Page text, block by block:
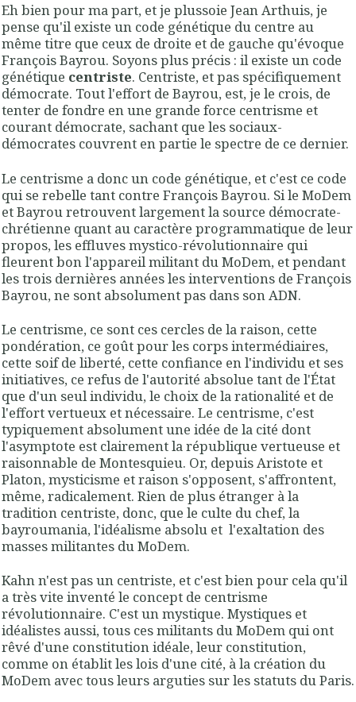
Eh bien pour ma part, et je plussoie Jean Arthuis, je
pense qu'il existe un code génétique du centre au
même titre que ceux de droite et de gauche qu'évoque
François Bayrou. Soyons plus précis : il existe un code
génétique centriste. Centriste, et pas spécifiquement
démocrate. Tout l'effort de Bayrou, est, je le crois, de
tenter de fondre en une grande force centrisme et
courant démocrate, sachant que les sociaux-
démocrates couvrent en partie le spectre de ce dernier.
Le centrisme a donc un code génétique, et c'est ce code
qui se rebelle tant contre François Bayrou. Si le MoDem
et Bayrou retrouvent largement la source démocrate-
chrétienne quant au caractère programmatique de leur
propos, les effluves mystico-révolutionnaire qui
fleurent bon l'appareil militant du MoDem, et pendant
les trois dernières années les interventions de François
Bayrou, ne sont absolument pas dans son ADN.
Le centrisme, ce sont ces cercles de la raison, cette
pondération, ce goût pour les corps intermédiaires,
cette soif de liberté, cette confiance en l'individu et ses
initiatives, ce refus de l'autorité absolue tant de l'État
que d'un seul individu, le choix de la rationalité et de
l'effort vertueux et nécessaire. Le centrisme, c'est
typiquement absolument une idée de la cité dont
l'asymptote est clairement la république vertueuse et
raisonnable de Montesquieu. Or, depuis Aristote et
Platon, mysticisme et raison s'opposent, s'affrontent,
même, radicalement. Rien de plus étranger à la
tradition centriste, donc, que le culte du chef, la
bayroumania, l'idéalisme absolu et l'exaltation des
masses militantes du MoDem.
Kahn n'est pas un centriste, et c'est bien pour cela qu'il
a très vite inventé le concept de centrisme
révolutionnaire. C'est un mystique. Mystiques et
idéalistes aussi, tous ces militants du MoDem qui ont
rêvé d'une constitution idéale, leur constitution,
comme on établit les lois d'une cité, à la création du
MoDem avec tous leurs arguties sur les statuts du Paris.